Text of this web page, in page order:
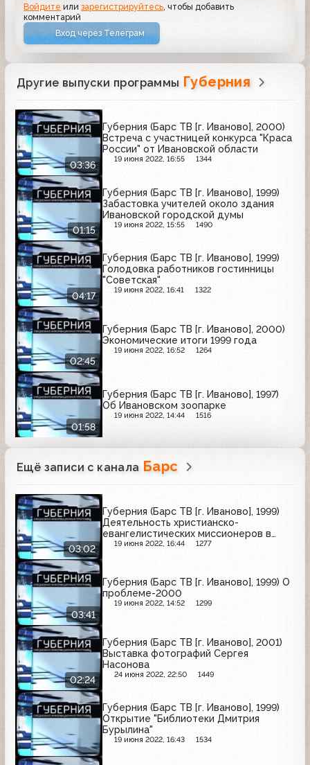
Войдите илизарегистрируйтесь , чтобы добавить
комментарий
Вход через Телеграм
Другие выпуски программы Губерния
03:36
Губерния (Барс ТВ [г. Иваново], 2000)
Встреча с участницей конкурса "Краса
России" от Ивановской области
19 июня 2022, 16:55 1344
01:15
Губерния (Барс ТВ [г. Иваново], 1999)
Забастовка учителей около здания
Ивановской городской думы
19 июня 2022, 15:55 1490
04:17
Губерния (Барс ТВ [г. Иваново], 1999)
Голодовка работников гостинницы
"Советская"
19 июня 2022, 16:41 1322
02:45
Губерния (Барс ТВ [г. Иваново], 2000)
Экономические итоги 1999 года
19 июня 2022, 16:52 1264
01:58
Губерния (Барс ТВ [г. Иваново], 1997)
Об Ивановском зоопарке
19 июня 2022, 14:44 1516
Ещё записи с канала Барс
03:02
Губерния (Барс ТВ [г. Иваново], 1999)
Деятельность христианско-
евангелистических миссионеров в
женской колонии
19 июня 2022, 16:44 1277
03:41
Губерния (Барс ТВ [г. Иваново], 1999) О
проблеме-2000
19 июня 2022, 14:52 1299
02:24
Губерния (Барс ТВ [г. Иваново], 2001)
Выставка фотографий Сергея
Насонова
24 июня 2022, 22:50 1449
Губерния (Барс ТВ [г. Иваново], 1999)
Открытие "Библиотеки Дмитрия
Бурылина"
19 июня 2022, 16:43 1534